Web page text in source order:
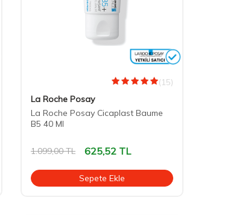
(15)
La Roche Posay
La Roche Posay Cicaplast Baume
B5 40 Ml
1.099,00TL 625,52TL
Sepete Ekle